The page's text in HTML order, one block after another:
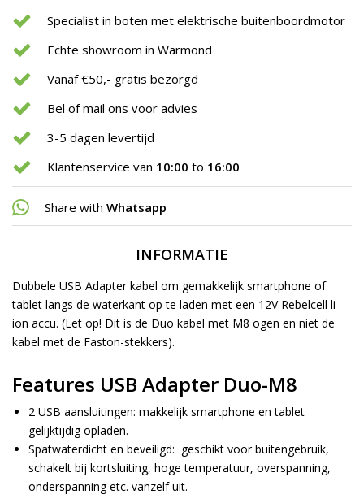
Specialist in boten met elektrische buitenboordmotor
Echte showroom in Warmond
Vanaf €50,- gratis bezorgd
Bel of mail ons voor advies
3-5 dagen levertijd
Klantenservice van 10:00 to 16:00
Share with Whatsapp
INFORMATIE
Dubbele USB Adapter kabel om gemakkelijk smartphone of
tablet langs de waterkant op te laden met een 12V Rebelcell li-
ion accu. (Let op! Dit is de Duo kabel met M8 ogen en niet de
kabel met de Faston-stekkers).
Features USB Adapter Duo-M8
2 USB aansluitingen: makkelijk smartphone en tablet
gelijktijdig opladen.
Spatwaterdicht en beveiligd: geschikt voor buitengebruik,
schakelt bij kortsluiting, hoge temperatuur, overspanning,
onderspanning etc. vanzelf uit.